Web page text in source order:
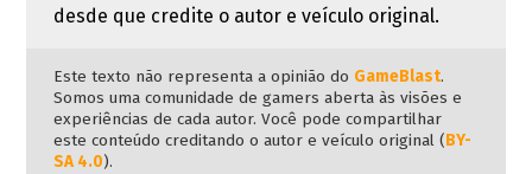
desde que credite o autor e veículo original.
Este texto não representa a opinião do GameBlast.
Somos uma comunidade de gamers aberta às visões e
experiências de cada autor. Você pode compartilhar
este conteúdo creditando o autor e veículo original (BY-
SA 4.0).